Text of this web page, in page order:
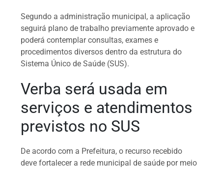
Segundo a administração municipal, a aplicação
seguirá plano de trabalho previamente aprovado e
poderá contemplar consultas, exames e
procedimentos diversos dentro da estrutura do
Sistema Único de Saúde (SUS).
Verba será usada em
serviços e atendimentos
previstos no SUS
De acordo com a Prefeitura, o recurso recebido
deve fortalecer a rede municipal de saúde por meio